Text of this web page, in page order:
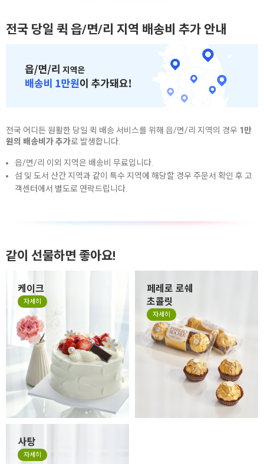
전국 당일 퀵 읍/면/리 지역 배송비 추가 안내
전국 어디든 원활한 당일 퀵 배송 서비스를 위해 읍/면/리 지역의 경우 1만
원의 배송비가 추가로 발생합니다.
읍/면/리 이외 지역은 배송비 무료입니다.
섬 및 도서 산간 지역과 같이 특수 지역에 해당할 경우 주문서 확인 후 고
객센터에서 별도로 연락드립니다.
같이 선물하면 좋아요!
케이크
자세히
페레로 로쉐
초콜릿
자세히
사탕
자세히